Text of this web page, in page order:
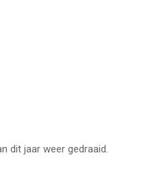
dit jaar weer gedraaid.